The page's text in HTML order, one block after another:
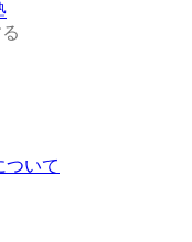
ついて